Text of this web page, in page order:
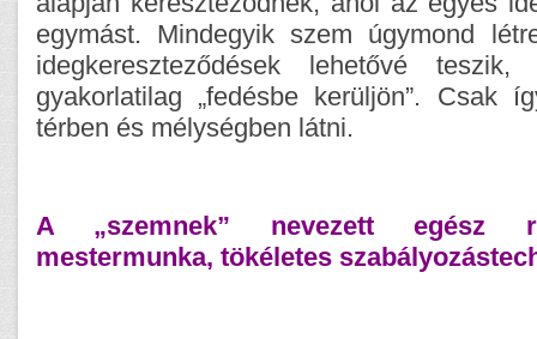
egymást. Mindegyik szem úgymond
idegkereszteződések lehetővé
gyakorlatilag „fedésbe kerüljön”. Csak
térben és mélységben látni.
A „szemnek” nevezett egész
mestermunka, tökéletes